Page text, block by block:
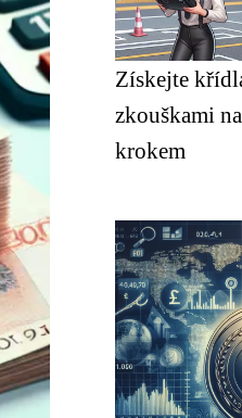
Získejte
zkouškami
krokem